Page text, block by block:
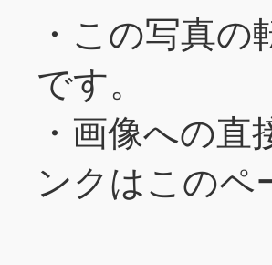
・この写真
です。
・画像への
ンクはこのペ